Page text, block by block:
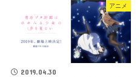
アニメ
2019.04.30